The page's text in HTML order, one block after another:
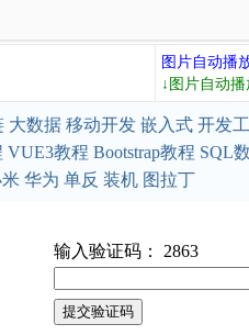
图片自动播
↓图片自动播
大数据 移动开发 嵌入式 开发
VUE3教程 Bootstrap教程 SQL
华为 单反 装机 图拉丁
输入验证码： 2863